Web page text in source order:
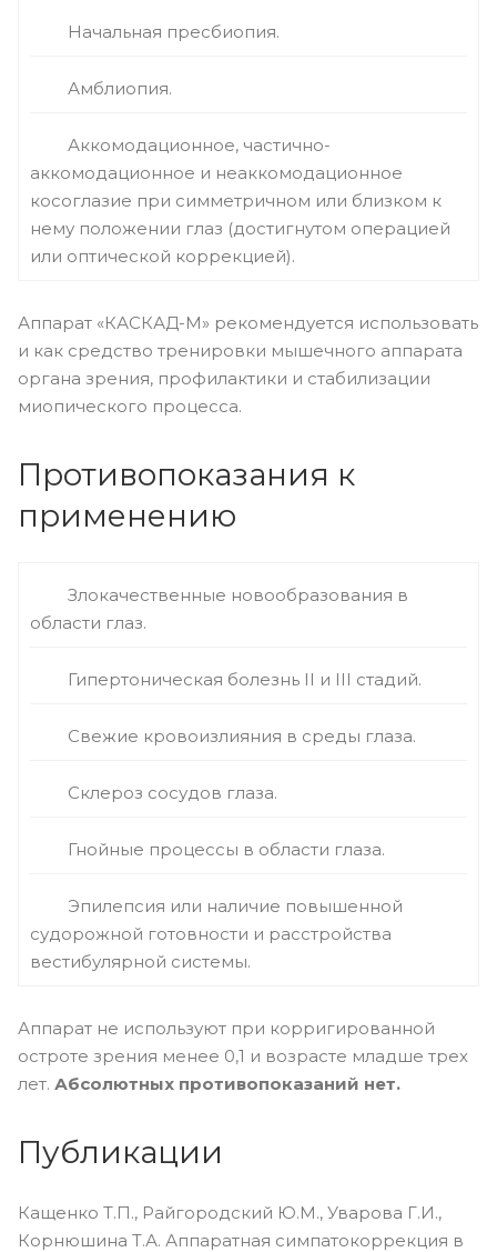
Начальная пресбиопия.
Амблиопия.
Аккомодационное, частично-
аккомодационное и неаккомодационное
косоглазие при симметричном или близком к
нему положении глаз (достигнутом операцией
или оптической коррекцией).
Аппарат «КАСКАД-М» рекомендуется использовать
и как средство тренировки мышечного аппарата
органа зрения, профилактики и стабилизации
миопического процесса.
Противопоказания к
применению
Злокачественные новообразования в
области глаз.
Гипертоническая болезнь II и III стадий.
Свежие кровоизлияния в среды глаза.
Склероз сосудов глаза.
Гнойные процессы в области глаза.
Эпилепсия или наличие повышенной
судорожной готовности и расстройства
вестибулярной системы.
Аппарат не используют при корригированной
остроте зрения менее 0,1 и возрасте младше трех
лет. Абсолютных противопоказаний нет.
Публикации
Кащенко Т.П., Райгородский Ю.М., Уварова Г.И.,
Корнюшина Т.А. Аппаратная симпатокоррекция в